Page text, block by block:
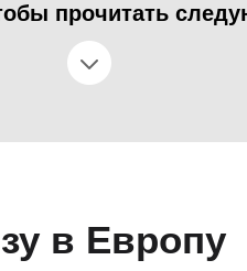
прочитать